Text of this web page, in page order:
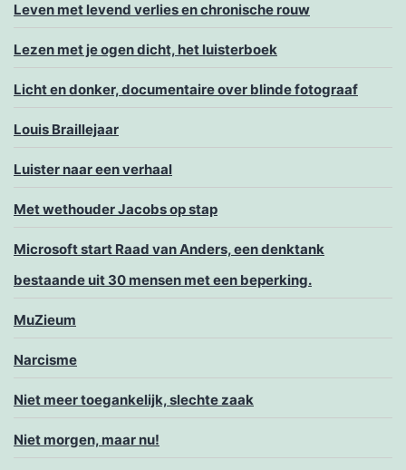
Leven met levend verlies en chronische rouw
Lezen met je ogen dicht, het luisterboek
Licht en donker, documentaire over blinde fotograaf
Louis Braillejaar
Luister naar een verhaal
Met wethouder Jacobs op stap
Microsoft start Raad van Anders, een denktank
bestaande uit 30 mensen met een beperking.
MuZieum
Narcisme
Niet meer toegankelijk, slechte zaak
Niet morgen, maar nu!